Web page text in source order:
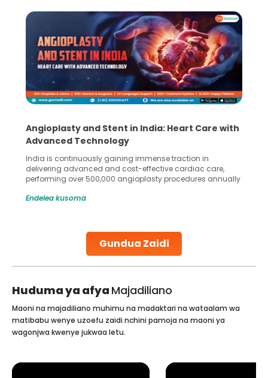
Gundua Zaidi
Angioplasty and Stent in India: Heart Care with
Advanced Technology
India is continuously gaining immense traction in
delivering advanced and cost-effective cardiac care,
performing over 500,000 angioplasty procedures annually
globe are searching for treatments like angioplasty and
Studies, such as one published
Endelea kusoma
Huduma ya afya Majadiliano
Maoni na majadiliano muhimu na madaktari na wataalam wa
matibabu wenye uzoefu zaidi nchini pamoja na maoni ya
wagonjwa kwenye jukwaa letu.